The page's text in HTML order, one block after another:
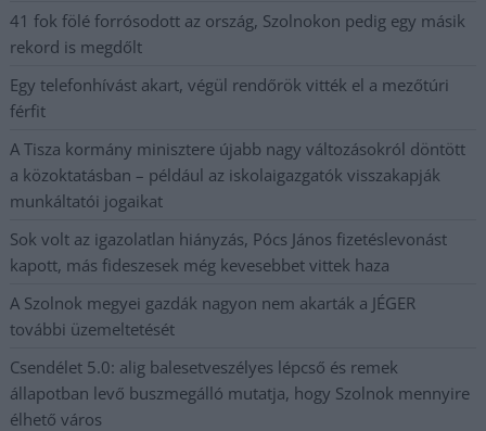
41 fok fölé forrósodott az ország, Szolnokon pedig egy másik
rekord is megdőlt
Egy telefonhívást akart, végül rendőrök vitték el a mezőtúri
férfit
A Tisza kormány minisztere újabb nagy változásokról döntött
a közoktatásban – például az iskolaigazgatók visszakapják
munkáltatói jogaikat
Sok volt az igazolatlan hiányzás, Pócs János fizetéslevonást
kapott, más fideszesek még kevesebbet vittek haza
A Szolnok megyei gazdák nagyon nem akarták a JÉGER
további üzemeltetését
Csendélet 5.0: alig balesetveszélyes lépcső és remek
állapotban levő buszmegálló mutatja, hogy Szolnok mennyire
élhető város